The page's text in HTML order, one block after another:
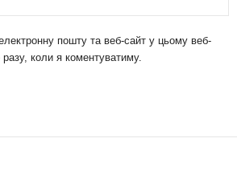
пошту та веб-сайт у цьому веб-
разу, коли я коментуватиму.